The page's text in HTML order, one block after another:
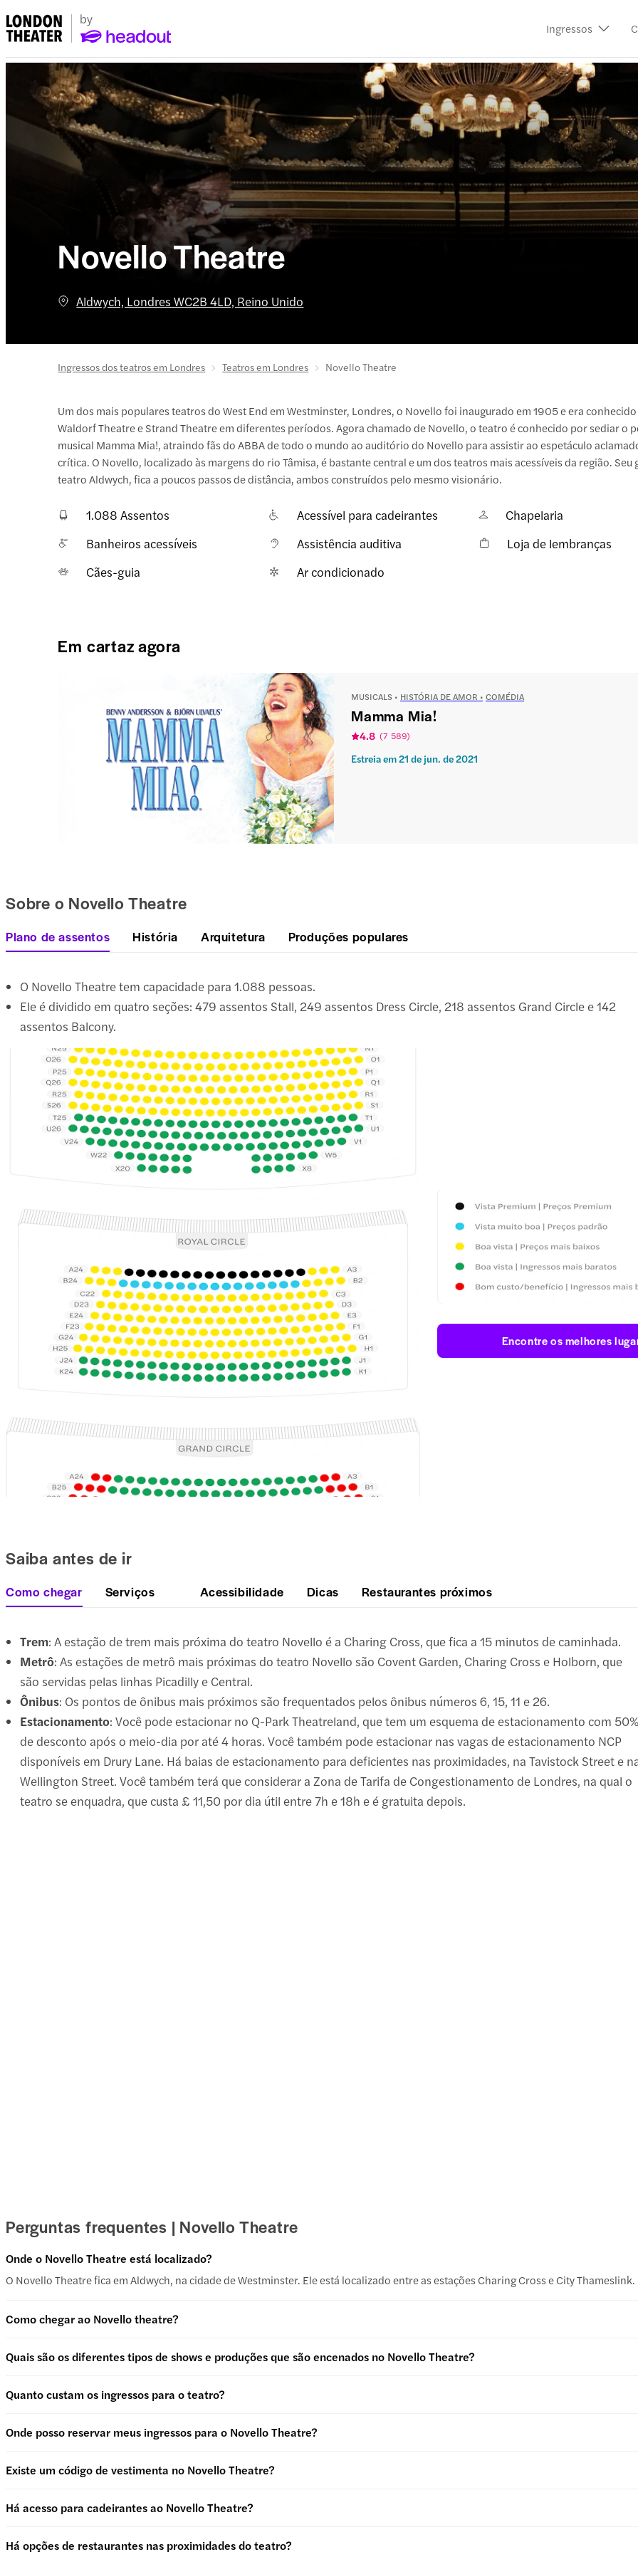
Ingressos
Novello Theatre
Aldwych, Londres WC2B 4LD, Reino Unido
Ingressos dos teatros em Londres Teatros em Londres Novello Theatre
Um dos mais populares teatros do West End em Westminster, Londres, o Novello foi inaugurado em 1905 e era
Waldorf Theatre e Strand Theatre em diferentes períodos. Agora chamado de Novello, o teatro é conhecido por sediar o
musical Mamma Mia!, atraindo fãs do ABBA de todo o mundo ao auditório do Novello para assistir ao espetáculo
crítica. O Novello, localizado às margens do rio Tâmisa, é bastante central e um dos teatros mais acessíveis da região. Seu
teatro Aldwych, fica a poucos passos de distância, ambos construídos pelo mesmo visionário.
1.088 Assentos Acessível para cadeirantes
Chapelaria
Banheiros acessíveis
Assistência auditiva
Loja de lembranças
Cães-guia
Ar condicionado
Em cartaz agora
MUSICALS HISTÓRIA DE AMOR COMÉDIA
Mamma Mia!
4.8 (7 589)
Estreia em21 de jun. de 2021
Sobre o Novello Theatre
Plano de assentos História Arquitetura Produções populares
O Novello Theatre tem capacidade para 1.088 pessoas.
Ele é dividido em quatro seções: 479 assentos Stall, 249 assentos Dress Circle, 218 assentos Grand Circle e 142
assentos Balcony.
Encontre os melhores
Saiba antes de ir
Como chegar Serviços Acessibilidade Dicas Restaurantes próximos
Trem: A estação de trem mais próxima do teatro Novello é a Charing Cross, que fica a 15 minutos de caminhada.
Metrô: As estações de metrô mais próximas do teatro Novello são Covent Garden, Charing Cross e Holborn, que
são servidas pelas linhas Picadilly e Central.
Ônibus: Os pontos de ônibus mais próximos são frequentados pelos ônibus números 6, 15, 11 e 26.
Estacionamento: Você pode estacionar no Q-Park Theatreland, que tem um esquema de estacionamento com
de desconto após o meio-dia por até 4 horas. Você também pode estacionar nas vagas de estacionamento NCP
disponíveis em Drury Lane. Há baias de estacionamento para deficientes nas proximidades, na Tavistock Street e
Wellington Street. Você também terá que considerar a Zona de Tarifa de Congestionamento de Londres, na qual o
teatro se enquadra, que custa £ 11,50 por dia útil entre 7h e 18h e é gratuita depois.
Perguntas frequentes | Novello Theatre
Onde o Novello Theatre está localizado?
O Novello Theatre fica em Aldwych, na cidade de Westminster. Ele está localizado entre as estações Charing Cross e City Thameslink.
Como chegar ao Novello theatre?
Quais são os diferentes tipos de shows e produções que são encenados no Novello Theatre?
Quanto custam os ingressos para o teatro?
Onde posso reservar meus ingressos para o Novello Theatre?
Existe um código de vestimenta no Novello Theatre?
Há acesso para cadeirantes ao Novello Theatre?
Há opções de restaurantes nas proximidades do teatro?